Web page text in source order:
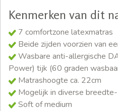
Kenmerken van dit
7 comfortzone latexmatras
Beide zijden voorzien van
Wasbare anti-allergische
Power) tijk (60 graden
Matrashoogte ca. 22cm
Mogelijk in diverse
Soft of medium